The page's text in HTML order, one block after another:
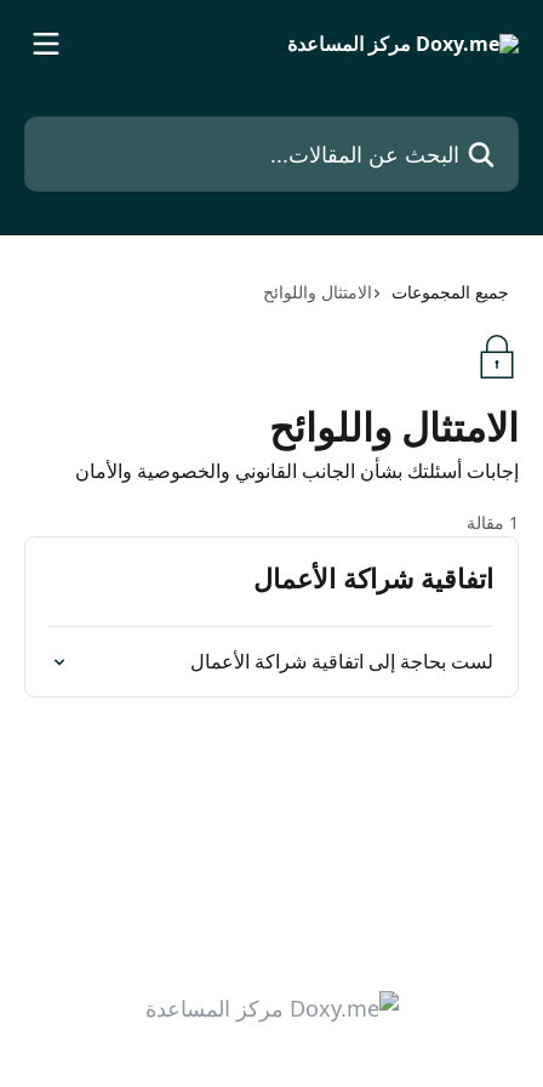
البحث عن المقالات...
جميع المجموعات الامتثال واللوائح
الامتثال واللوائح
إجابات أسئلتك بشأن الجانب القانوني والخصوصية والأمان
1 مقالة
اتفاقية شراكة الأعمال
لست بحاجة إلى اتفاقية شراكة الأعمال